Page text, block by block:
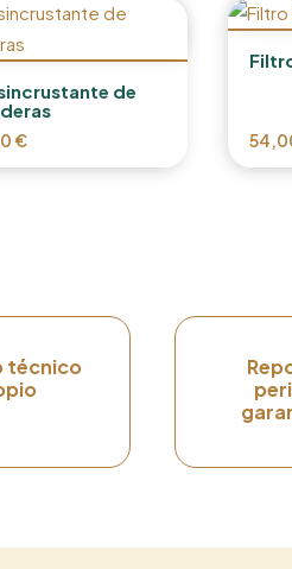
de
€
técnico